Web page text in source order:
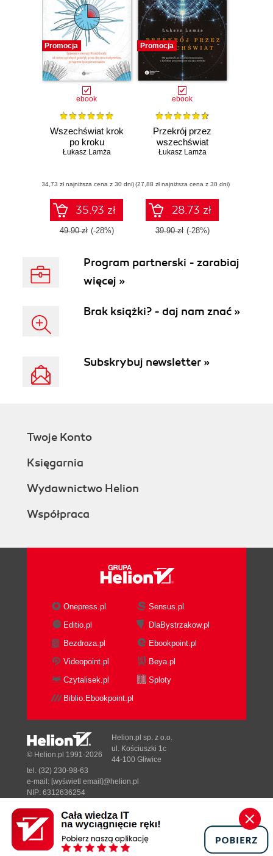
Promocja
ebook
Wszechświat krok
po kroku
Łukasz Lamża
(34,73 zł najniższa cena z 30 dni)
35.93 zł
49.90 zł (-28%)
Promocja
ebook
Przekrój przez
wszechświat
Łukasz Lamża
(27,88 zł najniższa cena z 30 dni)
28.73 zł
39.90 zł (-28%)
Program partnerski - zarabiaj
więcej »
Brak książki? - daj nam znać »
Subskrybuj newsletter »
Twoje Konto
Księgarnia
Wydawnictwo Helion
Współpraca
Onepress.pl
Sensus.pl
Editio.pl
DlaBystrzakow.pl
Bezdroza.pl
Ebookpoint.pl
Videopoint.pl
Beya.pl
Czytalisek.pl
Sploty
Biblio.Ebookpoint.pl
Designed with ♥ byTonik.pl
© Helion.pl 1991-2026
Helion.pl sp. z o.o.
ul. Kościuszki 1c
44-100 Gliwice
tel. (32) 230-98-63
e-mail: [wyświetl email]@helion.pl
NIP: 6312636254
Pełna wersja strony »